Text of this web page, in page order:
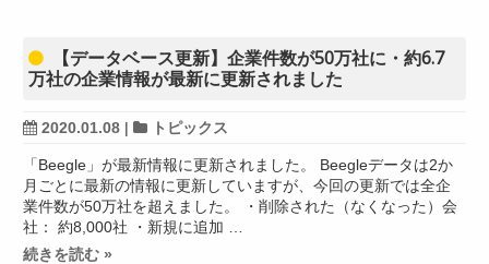
【データベース更新】企業件数が50万社に・約6.7
万社の企業情報が最新に更新されました
2020.01.08 | トピックス
「Beegle」が最新情報に更新されました。 Beegleデータは2か
月ごとに最新の情報に更新していますが、今回の更新では全企
業件数が50万社を超えました。 ・削除された（なくなった）会
社： 約8,000社 ・新規に追加 …
続きを読む »